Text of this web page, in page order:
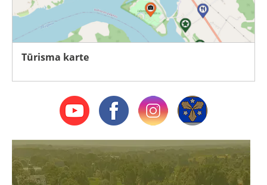
Tūrisma karte